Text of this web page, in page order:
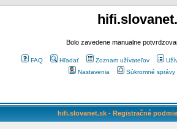
Bolo zavedene manualne
FAQ Hľadať Zoznam užívateľov
Nastavenia
Súkromné správy
hifi.slovanet.sk - Registračné